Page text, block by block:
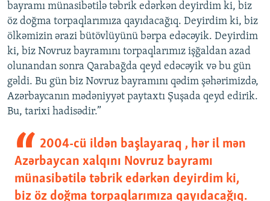
bayramı münasibətilə təbrik edərkən deyirdim ki, biz
öz doğma torpaqlarımıza qayıdacağıq. Deyirdim ki, biz
ölkəmizin ərazi bütövlüyünü bərpa edəcəyik. Deyirdim
ki, biz Novruz bayramını torpaqlarımız işğaldan azad
olunandan sonra Qarabağda qeyd edəcəyik və bu gün
gəldi. Bu gün biz Novruz bayramını qədim şəhərimizdə,
Azərbaycanın mədəniyyət paytaxtı Şuşada qeyd edirik.
Bu, tarixi hadisədir.”
2004-cü ildən başlayaraq , hər il mən
Azərbaycan xalqını Novruz bayramı
münasibətilə təbrik edərkən deyirdim ki,
biz öz doğma torpaqlarımıza qayıdacağıq.